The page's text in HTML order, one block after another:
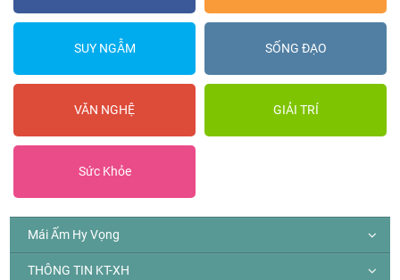
SUY NGẪM SỐNG ĐẠO
VĂN NGHỆ GIẢI TRÍ
Sức Khỏe
Mái Ấm Hy Vọng
THÔNG TIN KT-XH